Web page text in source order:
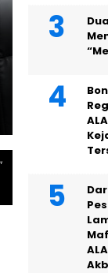
OPINI